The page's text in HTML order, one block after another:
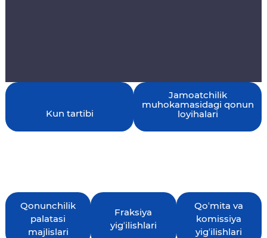
Kun tartibi
Jamoatchilik
muhokamasidagi qonun
Qonunchilik
palatasi
majlislari
Fraksiya
yigʼilishlari
Qoʼmita va
komissiya
yigʼilishlari